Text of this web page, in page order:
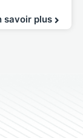
savoir plus